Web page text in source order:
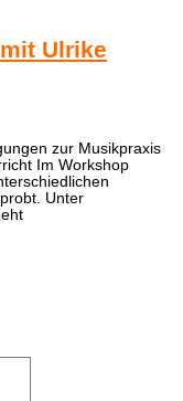
Ulrike
zur Musikpraxis
Im Workshop
Unter